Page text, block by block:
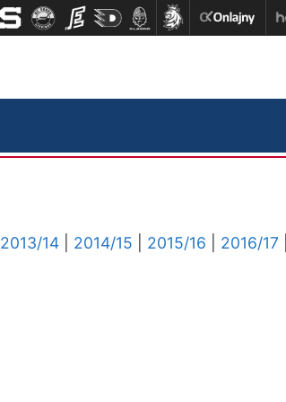
2013/14 2014/15 2015/16 2016/17